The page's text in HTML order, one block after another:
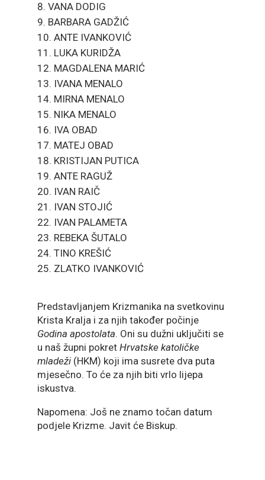
VANA DODIG
BARBARA GADŽIĆ
ANTE IVANKOVIĆ
LUKA KURIDŽA
MAGDALENA MARIĆ
IVANA MENALO
MIRNA MENALO
NIKA MENALO
IVA OBAD
MATEJ OBAD
KRISTIJAN PUTICA
ANTE RAGUŽ
IVAN RAIČ
IVAN STOJIĆ
IVAN PALAMETA
REBEKA ŠUTALO
TINO KREŠIĆ
ZLATKO IVANKOVIĆ
Predstavljanjem Krizmanika na svetkovinu
Krista Kralja i za njih također počinje
Godina apostolata. Oni su dužni uključiti se
u naš župni pokret Hrvatske katoličke
mladeži(HKM) koji ima susrete dva puta
mjesečno. To će za njih biti vrlo lijepa
iskustva.
Napomena: Još ne znamo točan datum
podjele Krizme. Javit će Biskup.